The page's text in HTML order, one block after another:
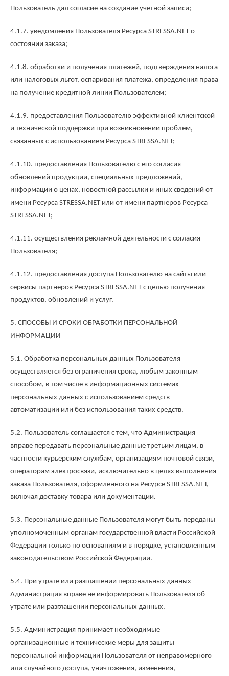
Пользователь дал согласие на создание учетной записи;
4.1.7. уведомления Пользователя Ресурса STRESSA.NET о
состоянии заказа;
4.1.8. обработки и получения платежей, подтверждения налога
или налоговых льгот, оспаривания платежа, определения права
на получение кредитной линии Пользователем;
4.1.9. предоставления Пользователю эффективной клиентской
и технической поддержки при возникновении проблем,
связанных с использованием Ресурса STRESSA.NET;
4.1.10. предоставления Пользователю с его согласия
обновлений продукции, специальных предложений,
информации о ценах, новостной рассылки и иных сведений от
имени Ресурса STRESSA.NET или от имени партнеров Ресурса
STRESSA.NET;
4.1.11. осуществления рекламной деятельности с согласия
Пользователя;
4.1.12. предоставления доступа Пользователю на сайты или
сервисы партнеров Ресурса STRESSA.NET с целью получения
продуктов, обновлений и услуг.
5. СПОСОБЫ И СРОКИ ОБРАБОТКИ ПЕРСОНАЛЬНОЙ
ИНФОРМАЦИИ
5.1. Обработка персональных данных Пользователя
осуществляется без ограничения срока, любым законным
способом, в том числе в информационных системах
персональных данных с использованием средств
автоматизации или без использования таких средств.
5.2. Пользователь соглашается с тем, что Администрация
вправе передавать персональные данные третьим лицам, в
частности курьерским службам, организациям почтовой связи,
операторам электросвязи, исключительно в целях выполнения
заказа Пользователя, оформленного на Ресурсе STRESSA.NET,
включая доставку товара или документации.
5.3. Персональные данные Пользователя могут быть переданы
уполномоченным органам государственной власти Российской
Федерации только по основаниям и в порядке, установленным
законодательством Российской Федерации.
5.4. При утрате или разглашении персональных данных
Администрация вправе не информировать Пользователя об
утрате или разглашении персональных данных.
5.5. Администрация принимает необходимые
организационные и технические меры для защиты
персональной информации Пользователя от неправомерного
или случайного доступа, уничтожения, изменения,